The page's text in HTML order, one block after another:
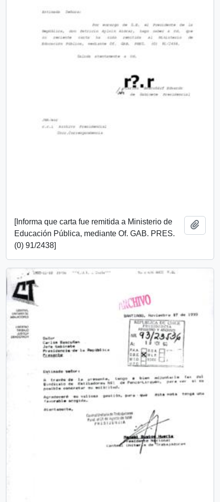
[Informa que carta fue remitida a Ministerio de
Educación Pública, mediante Of. GAB. PRES.
(0) 91/2438]